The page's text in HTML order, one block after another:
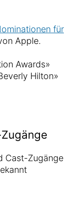
für
Apple.
Awards»
Hilton»
Cast-Zugänge